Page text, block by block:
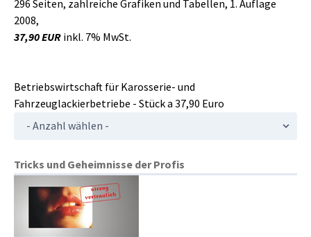
296 Seiten, zahlreiche Grafiken und Tabellen, 1. Auflage
2008,
37,90 EURinkl. 7% MwSt.
Betriebswirtschaft für Karosserie- und
Fahrzeuglackierbetriebe - Stück a 37,90 Euro
Tricks und Geheimnisse der Profis